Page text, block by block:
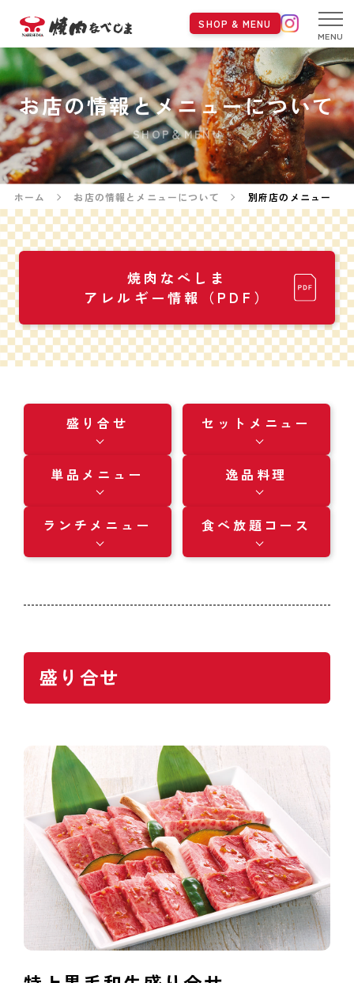
SHOP & MENU
MENU
お店の情報とメニューについて
SHOP＆MENU
ホーム お店の情報とメニューについて 別府店のメニュー
焼肉なべしま
アレルギー情報（PDF）
盛り合せ セットメニュー
単品メニュー 逸品料理
ランチメニュー 食べ放題コース
盛り合せ